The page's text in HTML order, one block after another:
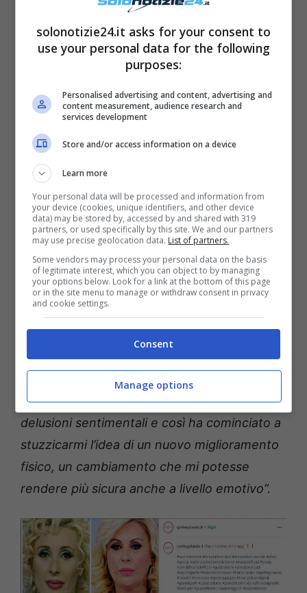
LEGGI ANCHE ->
Avanti un altro,
paura per un ex del minimondo:
Le rivelazioni di Gemma
Galgani
A rompere il silenzio dopo i ritocchini estetici
è stata la stessa Gemma Galganiche, in
occasione di una lunga intervista rilasciata a
Nuovo TV, ha spiegato quali sono state le
reali motivazioni che l’hanno spinta a
migliorare delle parti di sé non riusciva ad
accettare più come un tempo.
La dama del Trono Over, dunque, al
settimanale ha rilasciato la seguente
dichiarazione:“Ero giù di morale per le tante
delusioni sentimentali e così ha cominciato a
stuzzicarmi l’idea di un nuovo miglioramento
fisico, un cambiamento che mi potesse
rendere più sicura anche a livello emotivo”.
solonotizie24.it asks for your consent to
use your personal data for the following
purposes:
Personalised advertising and content, advertising and
content measurement, audience research and
services development
Store and/or access information on a device
Learn more
Your personal data will be processed and information from
your device (cookies, unique identifiers, and other device
data) may be stored by, accessed by and shared with 319
partners, or used specifically by this site. We and our partners
may use precise geolocation data. List of partners.
Some vendors may process your personal data on the basis
of legitimate interest, which you can object to by managing
your options below. Look for a link at the bottom of this page
or in the site menu to manage or withdraw consent in privacy
and cookie settings.
Consent
Manage options